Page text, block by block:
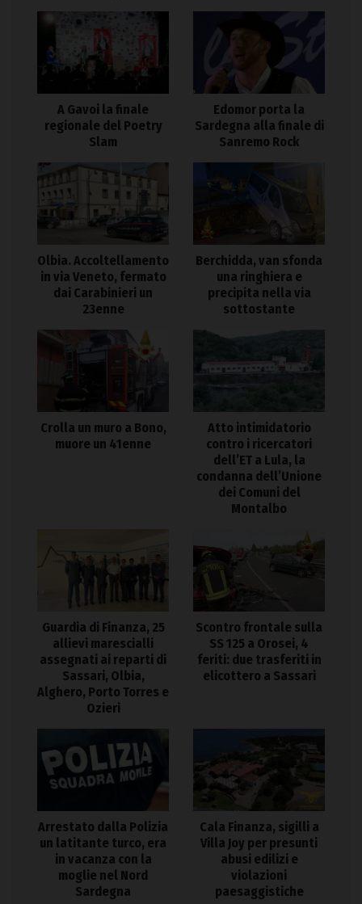
A Gavoi la finale
regionale del Poetry
Slam
Edomor porta la
Sardegna alla finale di
Sanremo Rock
Olbia. Accoltellamento
in via Veneto, fermato
dai Carabinieri un
23enne
Berchidda, van sfonda
una ringhiera e
precipita nella via
sottostante
Crolla un muro a Bono,
muore un 41enne
Atto intimidatorio
contro i ricercatori
dell’ET a Lula, la
condanna dell’Unione
dei Comuni del
Montalbo
Guardia di Finanza, 25
allievi marescialli
assegnati ai reparti di
Sassari, Olbia,
Alghero, Porto Torres e
Ozieri
Scontro frontale sulla
SS 125 a Orosei, 4
feriti: due trasferiti in
elicottero a Sassari
Arrestato dalla Polizia
un latitante turco, era
in vacanza con la
moglie nel Nord
Sardegna
Cala Finanza, sigilli a
Villa Joy per presunti
abusi edilizi e
violazioni
paesaggistiche